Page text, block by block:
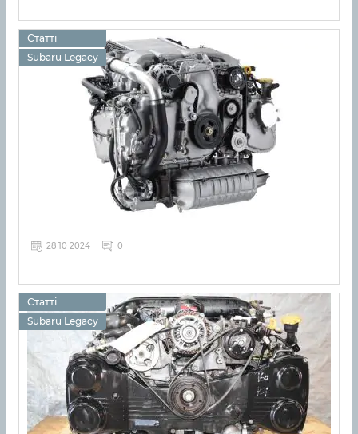
Статті
Subaru Legacy
28 10 2024 0
Статті
Subaru Legacy